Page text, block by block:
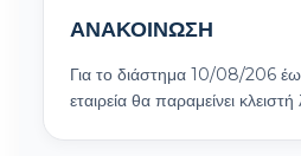
ΑΝΑΚΟΙΝΩΣΗ
Για το διάστημα 10/08/206
εταιρεία θα παραμείνει